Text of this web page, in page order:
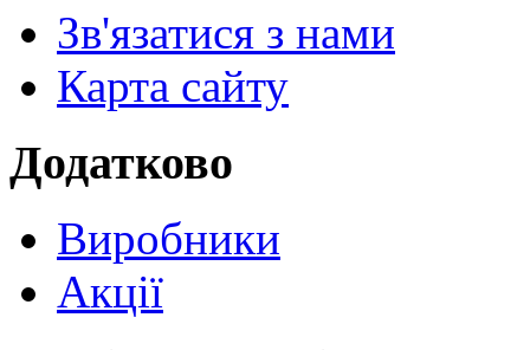
Зв'язатися з нами
Карта сайту
Додатково
Виробники
Акції